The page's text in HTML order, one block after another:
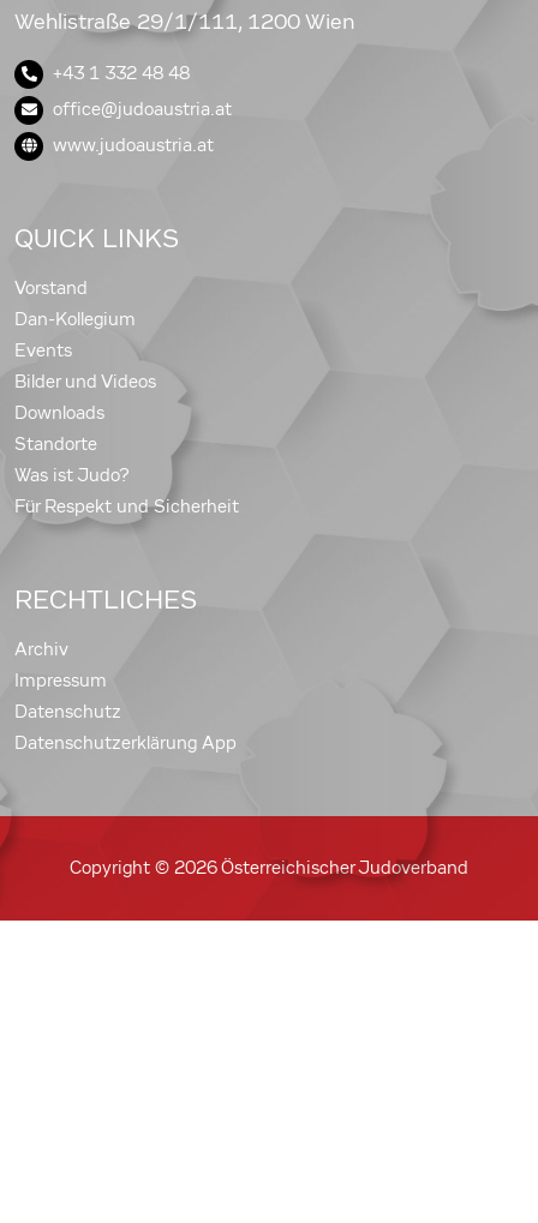
Wehlistraße 29/1/111, 1200 Wien
+43 1 332 48 48
office@judoaustria.at
www.judoaustria.at
QUICK LINKS
Vorstand
Dan-Kollegium
Events
Bilder und Videos
Downloads
Standorte
Was ist Judo?
Für Respekt und Sicherheit
RECHTLICHES
Archiv
Impressum
Datenschutz
Datenschutzerklärung App
Copyright © 2026 Österreichischer Judoverband